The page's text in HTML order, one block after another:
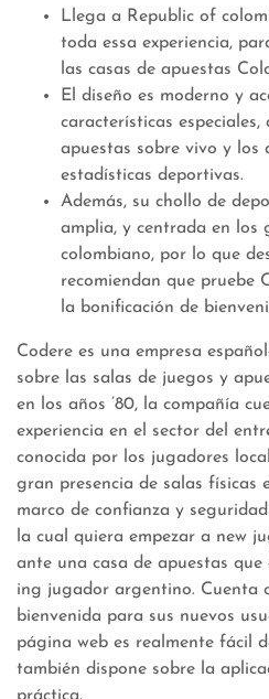
Llega a Republic of
toda essa experiencia,
las casas de apuestas
El diseño es moderno y
características
apuestas sobre vivo y los
estadísticas deportivas.
Además, su chollo de
amplia, y centrada en los
colombiano, por lo que
recomiendan que pruebe
la bonificación de
Codere es una empresa
sobre las salas de juegos y
en los años ’80, la compañía
experiencia en el sector del
conocida por los jugadores
gran presencia de salas físicas
marco de confianza y
la cual quiera empezar a new
ante una casa de apuestas
ing jugador argentino. Cuenta
bienvenida para sus nuevos
página web es realmente fácil
también dispone sobre la